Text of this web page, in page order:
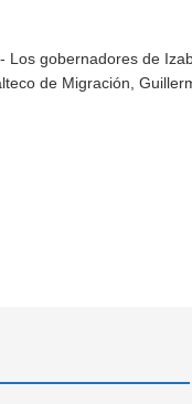
Los gobernadores de
de Migración,